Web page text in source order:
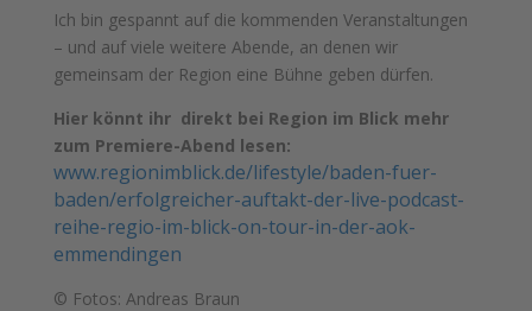
Ich bin gespannt auf die kommenden Veranstaltungen
– und auf viele weitere Abende, an denen wir
gemeinsam der Region eine Bühne geben dürfen.
Hier könnt ihr direkt bei Region im Blick mehr
zum Premiere-Abend lesen:
www.regionimblick.de/lifestyle/baden-fuer-
baden/erfolgreicher-auftakt-der-live-podcast-
reihe-regio-im-blick-on-tour-in-der-aok-
emmendingen
© Fotos: Andreas Braun